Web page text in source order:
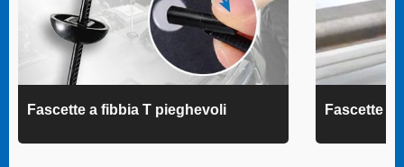
Fascette a fibbia T pieghevoli Fascette